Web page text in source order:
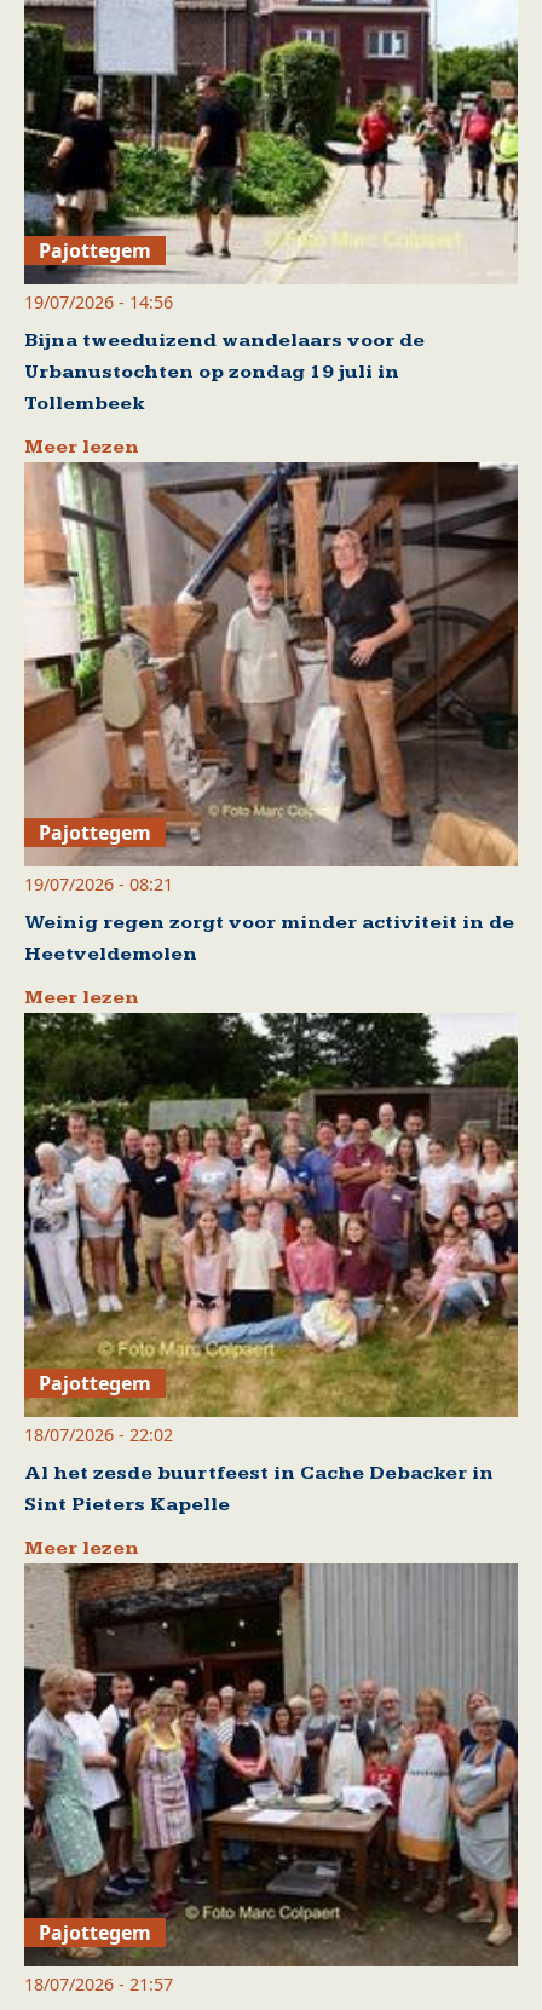
Pajottegem
19/07/2026 - 14:56
Bijna tweeduizend wandelaars voor de
Urbanustochten op zondag 19 juli in
Tollembeek
Meer lezen
Pajottegem
19/07/2026 - 08:21
Weinig regen zorgt voor minder activiteit in de
Heetveldemolen
Meer lezen
Pajottegem
18/07/2026 - 22:02
Al het zesde buurtfeest in Cache Debacker in
Sint Pieters Kapelle
Meer lezen
Pajottegem
18/07/2026 - 21:57